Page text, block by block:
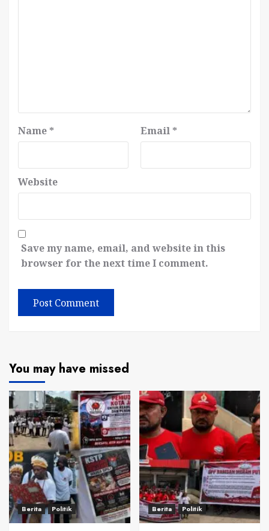
Name * Email *
Website
Save my name, email, and website in this
browser for the next time I comment.
You may have missed
Berita Politik Berita Politik